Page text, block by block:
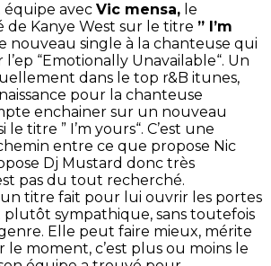
équipe avec Vic mensa, le
de Kanye West sur le titre ” I’m
nouveau single à la chanteuse qui
ep “Emotionally Unavailable“. Un
dans le top r&B itunes,
pour la chanteuse
enchainer sur un nouveau
le titre ” I’m yours“. C’est une
entre ce que propose Nic
Dj Mustard donc très
pas du tout recherché.
un titre fait pour lui ouvrir les portes
plutôt sympathique, sans toutefois
Elle peut faire mieux, mérite
le moment, c’est plus ou moins le